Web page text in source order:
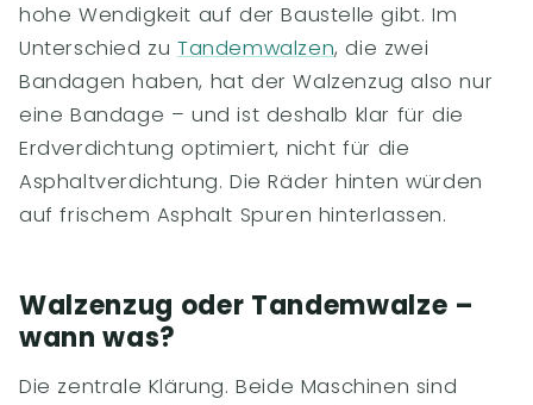
hohe Wendigkeit auf der Baustelle gibt. Im
Unterschied zu Tandemwalzen, die zwei
Bandagen haben, hat der Walzenzug also nur
eine Bandage – und ist deshalb klar für die
Erdverdichtung optimiert, nicht für die
Asphaltverdichtung. Die Räder hinten würden
auf frischem Asphalt Spuren hinterlassen.
Walzenzug oder Tandemwalze –
wann was?
Die zentrale Klärung. Beide Maschinen sind